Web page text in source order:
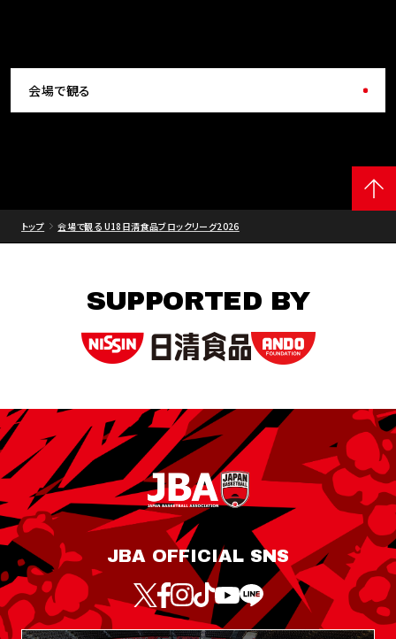
会場で観る
トップ 会場で観る U18日清食品ブロックリーグ2026
SUPPORTED BY
JBA OFFICIAL SNS